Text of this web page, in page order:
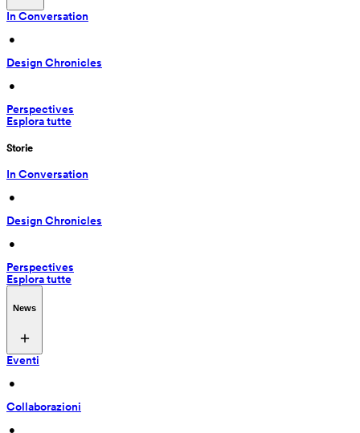
In Conversation
•
Design Chronicles
•
Perspectives
Esplora tutte
Storie
In Conversation
•
Design Chronicles
•
Perspectives
Esplora tutte
News
Eventi
•
Collaborazioni
•